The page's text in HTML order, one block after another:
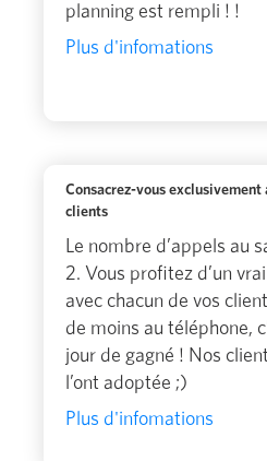
planning est rempli ! !
Plus d'infomations
Consacrez-vous
clients
Le nombre d’appels au
2. Vous profitez d’un
avec chacun de vos
de moins au téléphone,
jour de gagné ! Nos
l’ont adoptée ;)
Plus d'infomations